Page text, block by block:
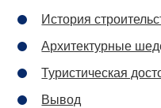
История
Архитектурные
Туристическая
Вывод